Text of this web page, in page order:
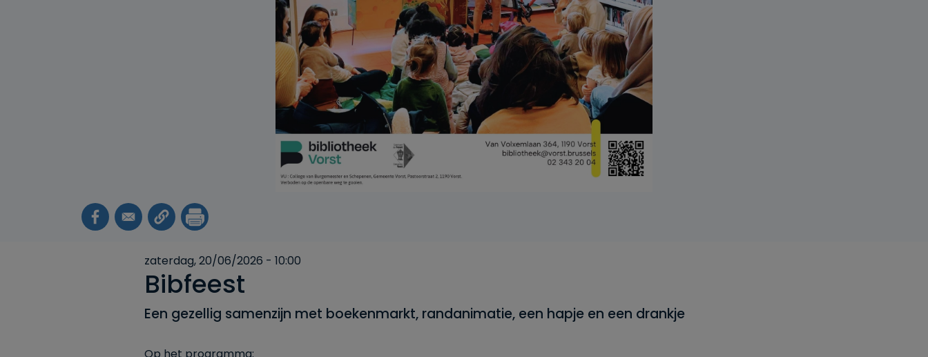
zaterdag, 20/06/2026 - 10:00
Bibfeest
Een gezellig samenzijn met boekenmarkt, randanimatie, een hapje en een drankje